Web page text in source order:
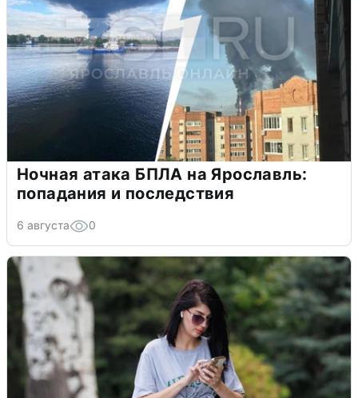
Ночная атака БПЛА на Ярославль:
попадания и последствия
6 августа 0